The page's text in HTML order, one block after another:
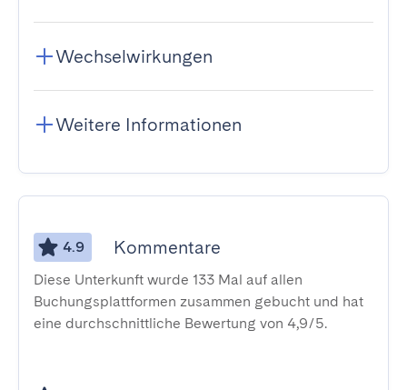
Wechselwirkungen
Weitere Informationen
4.9 Kommentare
Diese Unterkunft wurde 133 Mal auf allen
Buchungsplattformen zusammen gebucht und hat
eine durchschnittliche Bewertung von 4,9/5.